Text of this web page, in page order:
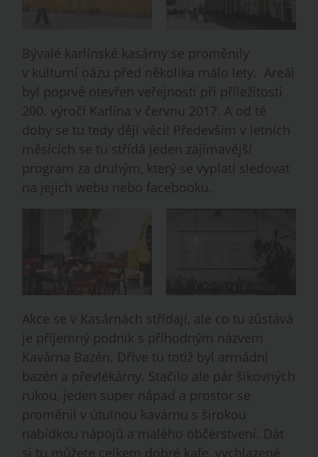
Bývalé karlínské kasárny se proměnily
v kulturní oázu před několika málo lety. Areál
byl poprvé otevřen veřejnosti při příležitosti
200. výročí Karlína v červnu 2017. A od té
doby se tu tedy dějí věci! Především v letních
měsících se tu střídá jeden zajímavější
program za druhým, který se vyplatí sledovat
na jejich webu nebo facebooku.
Akce se v Kasárnách střídají, ale co tu zůstává
je příjemný podnik s příhodným názvem
Kavárna Bazén. Dříve tu totiž byl armádní
bazén a převlékárny. Stačilo ale pár šikovných
rukou, jeden super nápad a prostor se
proměnil v útulnou kavárnu s širokou
nabídkou nápojů a malého občerstvení. Dát
si tu můžete celkem dobré kafe, vychlazené